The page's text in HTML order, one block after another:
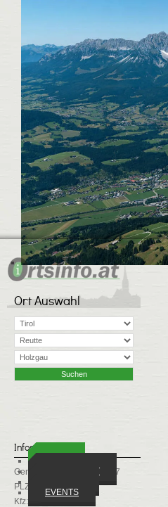
WIRTSCHAFT
EVENTS
Ort Auswahl
Infos
Gemeindekennziffer: 70817
PLZ: 6654
Kfz: RE